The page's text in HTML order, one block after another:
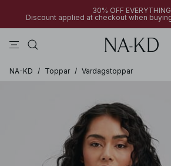
30% OFF EVERYTHING
Discount applied at checkout when
NA-KD / Toppar / Vardagstoppar